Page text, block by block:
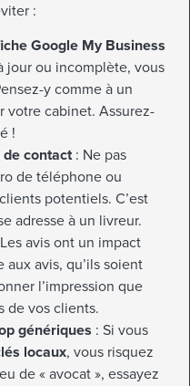
:
Google My Business
jour ou incomplète, vous
y comme à un
votre cabinet. Assurez-
!
contact: Ne pas
de téléphone ou
potentiels. C’est
adresse à un livreur.
avis ont un impact
avis, qu’ils soient
l’impression que
de vos clients.
génériques : Si vous
locaux, vous risquez
de « avocat », essayez